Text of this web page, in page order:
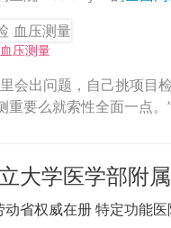
压测量
会出问题，自己挑项目
重要么就索性全面一点。”
大学医学部附
动省权威在册 特定功能医